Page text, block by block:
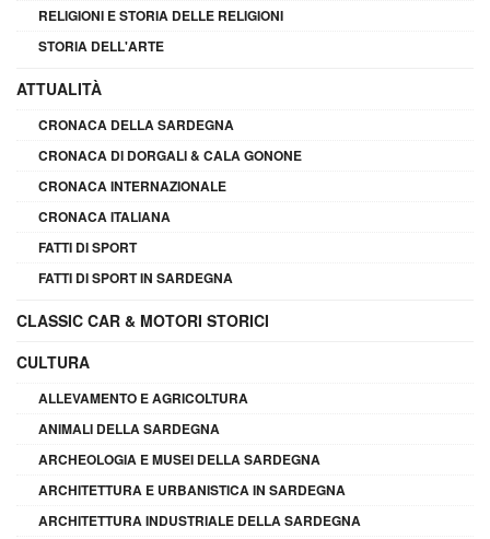
RELIGIONI E STORIA DELLE RELIGIONI
STORIA DELL'ARTE
ATTUALITÀ
CRONACA DELLA SARDEGNA
CRONACA DI DORGALI & CALA GONONE
CRONACA INTERNAZIONALE
CRONACA ITALIANA
FATTI DI SPORT
FATTI DI SPORT IN SARDEGNA
CLASSIC CAR & MOTORI STORICI
CULTURA
ALLEVAMENTO E AGRICOLTURA
ANIMALI DELLA SARDEGNA
ARCHEOLOGIA E MUSEI DELLA SARDEGNA
ARCHITETTURA E URBANISTICA IN SARDEGNA
ARCHITETTURA INDUSTRIALE DELLA SARDEGNA